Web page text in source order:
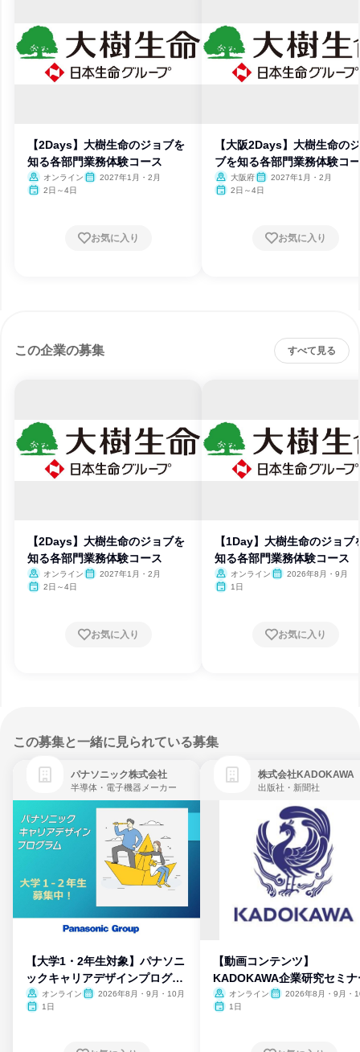
【2Days】大樹生命のジョブを
知る各部門業務体験コース
オンライン
2027年1月・2月
2日～4日
お気に入り
【大阪2Days】大樹生命の
ブを知る各部門業務体験コ
大阪府
2027年1月・2月
2日～4日
お気に入り
この企業の募集 すべて見る
【2Days】大樹生命のジョブを
知る各部門業務体験コース
オンライン
2027年1月・2月
2日～4日
お気に入り
【1Day】大樹生命のジョブ
知る各部門業務体験コース
オンライン
2026年8月・9月
1日
お気に入り
この募集と一緒に見られている募集
パナソニック株式会社
半導体・電子機器メーカー
【大学1・2年生対象】パナソニ
ックキャリアデザインプログラ
ム
オンライン
2026年8月・9月・10月
1日
株式会社KADOKAWA
出版社・新聞社
【動画コンテンツ】
KADOKAWA企業研究セミナ
オンライン
2026年8月・9月・
1日